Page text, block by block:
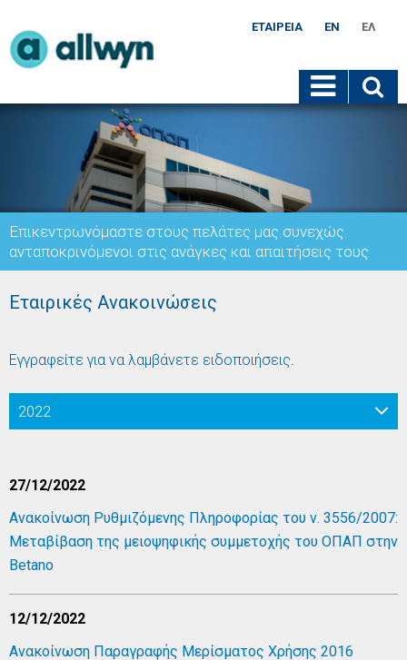
ΕΤΑΙΡΕΊΑ EN ΕΛ
Επικεντρωνόμαστε στους πελάτες μας συνεχώς
ανταποκρινόμενοι στις ανάγκες και απαιτήσεις τους
Εταιρικές Ανακοινώσεις
Εγγραφείτε για να λαμβάνετε ειδοποιήσεις.
2022
27/12/2022
Ανακοίνωση Ρυθμιζόμενης Πληροφορίας του ν. 3556/2007:
Μεταβίβαση της μειοψηφικής συμμετοχής του ΟΠΑΠ στην
Betano
12/12/2022
Ανακοίνωση Παραγραφής Μερίσματος Χρήσης 2016